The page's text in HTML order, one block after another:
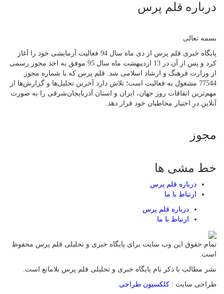
درباره قلم پرس
بسمه تعالی
پایگاه خبری قلم پرس از دی ماه سال 94 فعالیت آزمایشی خود را آغاز
کرد و پس از آن در 13 اردیبهشت ماه سال 95 موفق به اخذ مجوز رسمی
از وزارت فرهنگ و ارشاد اسلامی شد. قلم پرس که با شماره مجوز
77544 مشغول به فعالیت است؛ تلاش دارد آخرین تحلیل‌ها و گزارش‌ها از
مهم‌ترین اتفاقات روز جهان، ایران و استان آذربایجان‌شرقی را به صورت
آنلاین در اختیار مخاطبان خود قرار دهد.
مجوز
خط مشی ها
درباره قلم پرس
ارتباط با ما
درباره قلم پرس
ارتباط با ما
تمام حقوق این وب سایت برای پایگاه خبری و تحلیلی قلم پرس محفوظ
است.
نشر مطالب با ذکر نام پایگاه خبری و تحلیلی قلم پرس بلامانع است.
طراحی سایت : کلکسیون طراحی